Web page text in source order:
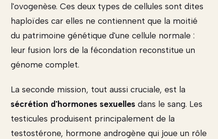
l'ovogenèse. Ces deux types de cellules sont dites
haploïdes car elles ne contiennent que la moitié
du patrimoine génétique d'une cellule normale :
leur fusion lors de la fécondation reconstitue un
génome complet.
La seconde mission, tout aussi cruciale, est la
sécrétion d'hormones sexuelles dans le sang. Les
testicules produisent principalement de la
testostérone, hormone androgène qui joue un rôle